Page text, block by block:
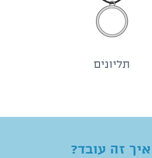
תליונים
איך זה עובד?